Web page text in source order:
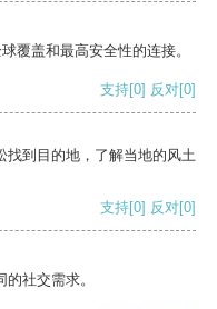
覆盖和最高安全性的连接。
支持[0] 反对[0]
找到目的地，了解当地的风土
支持[0] 反对[0]
社交需求。